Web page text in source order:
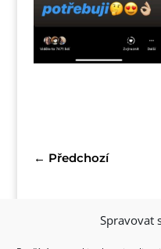
Spravovat
← Předchozí